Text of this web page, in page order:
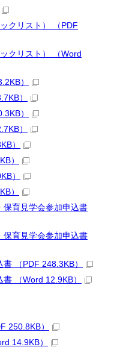
クリスト） （PDF
クリスト） （Word
）
）
）
）
）
）
）
）
保育見学会参加申込書
保育見学会参加申込書
（PDF 248.3KB）
（Word 12.9KB）
250.8KB）
14.9KB）